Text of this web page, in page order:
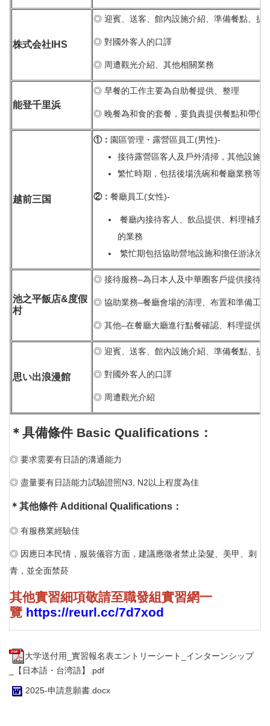
株式会社 IHS
◎ 迎賓、送客、館內設施介紹、準備餐點、提
◎ 對國外客人的口譯
◎ 周遭觀光介紹、其他相關業務
能登千里浜
◎ 早餐的工作主要為自助餐提供、整理
◎ 晚餐為和食的套餐，要負責提供餐點和帶位
越前三国
①： 園區管理・露營區員工(男性)-
接待露營區客人及戶外清掃，其他設施
繁忙時期，包括後場洗碗和餐廳業務等
②： 餐廳員工(女性)-
餐廳內接待客人、飲品提供、料理補充
的業務
繁忙期包括協助營地設施和擔任游泳池
池之平飯店&度假
村
◎ 接待服務–為日本人及中華圈客戶提供接待
◎ 協助業務–餐廳會場的清理、布置和準備工作
◎ 其他–在餐廳大廳進行點餐確認、料理提供
思い出浪漫館
◎ 迎賓、送客、館內設施介紹、準備餐點、提
◎ 對國外客人的口譯
◎ 周遭觀光介紹
＊具備條件Basic Qualifications ：
◎ 要求需要有日語的溝通能力
◎ 盡量要有日語能力試驗證照N3, N2以上程度為佳
＊其他條件Additional Qualifications ：
◎ 有服務業經驗佳
◎ 因應日本民情，服裝儀容方面，建議應徵者禁止染髮、美甲、刺
青，並全面禁菸
其他實習細項敬請至職發組實習網一
覽 https://reurl.cc/7d7xod
大学送付用_實習報名表エントリーシート_インターンシップ
_【日本語・台湾語】.pdf
2025-申請意願書.docx